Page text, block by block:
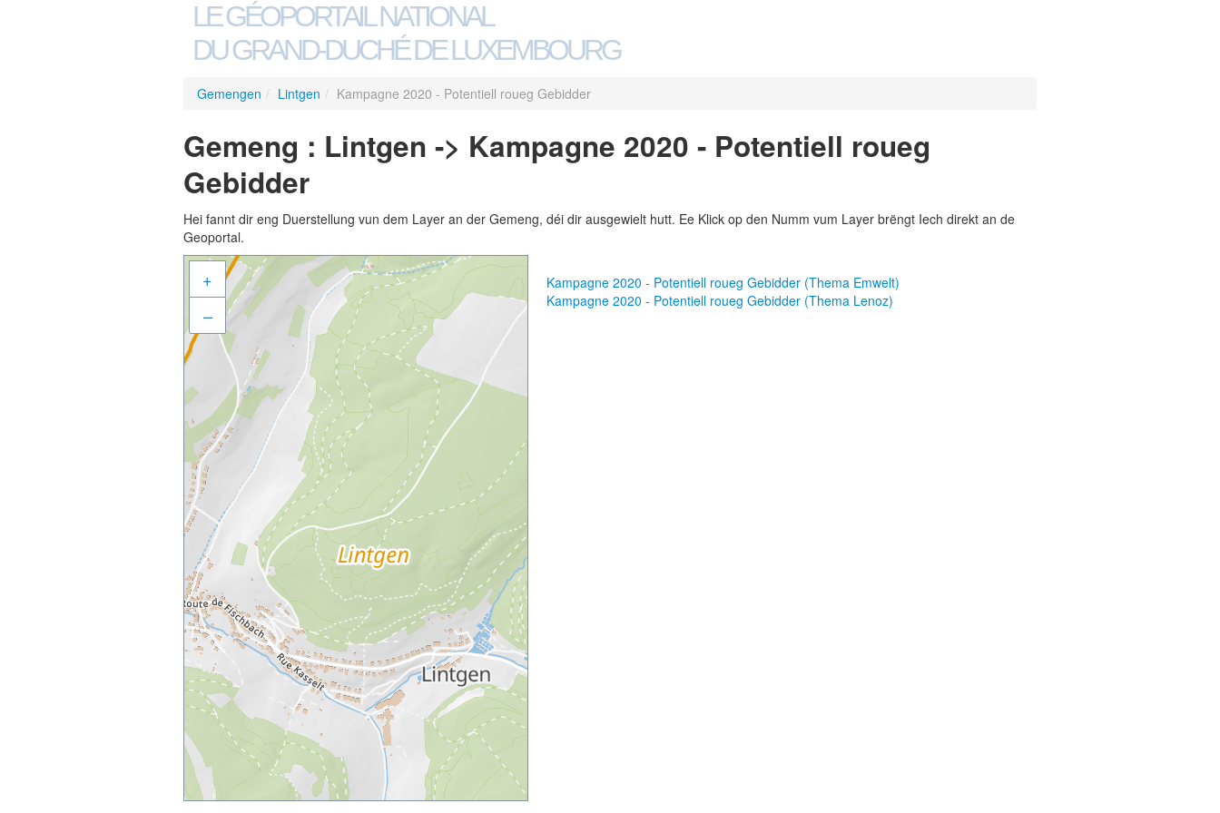
LE GÉOPORTAIL NATIONAL
DU GRAND-DUCHÉ DE LUXEMBOURG
Gemengen / Lintgen / Kampagne 2020 - Potentiell roueg Gebidder
Gemeng : Lintgen -> Kampagne 2020 - Potentiell roueg
Gebidder
Hei fannt dir eng Duerstellung vun dem Layer an der Gemeng, déi dir ausgewielt hutt. Ee Klick op den Numm vum Layer brëngt Iech direkt an de
Geoportal.
+
–
Kampagne 2020 - Potentiell roueg Gebidder (Thema Emwelt)
Kampagne 2020 - Potentiell roueg Gebidder (Thema Lenoz)